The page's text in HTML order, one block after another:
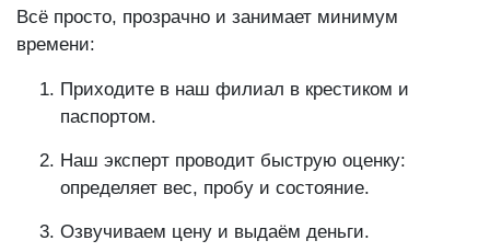
Всё просто, прозрачно и занимает минимум
Приходите в наш филиал в крестиком и
Наш эксперт проводит быструю оценку: